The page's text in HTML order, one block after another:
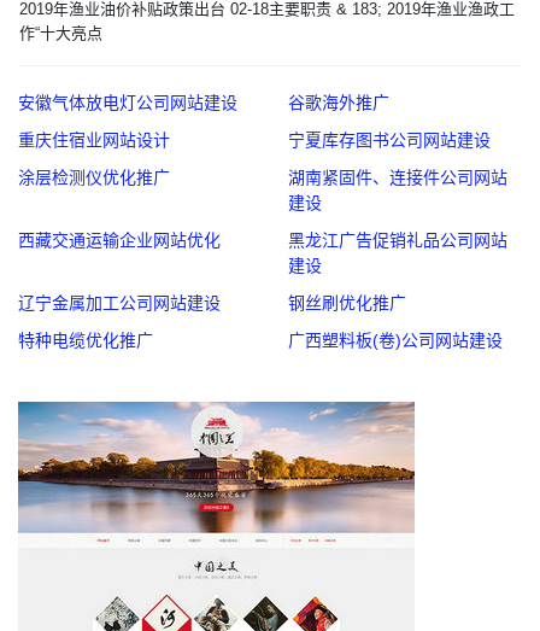
2019年渔业油价补贴政策出台 02-18主要职责 & 183; 2019年渔业渔政工
作“十大亮点
安徽气体放电灯公司网站建设
谷歌海外推广
重庆住宿业网站设计
宁夏库存图书公司网站建设
涂层检测仪优化推广
湖南紧固件、连接件公司网站
建设
西藏交通运输企业网站优化
黑龙江广告促销礼品公司网站
建设
辽宁金属加工公司网站建设
钢丝刷优化推广
特种电缆优化推广
广西塑料板(卷)公司网站建设